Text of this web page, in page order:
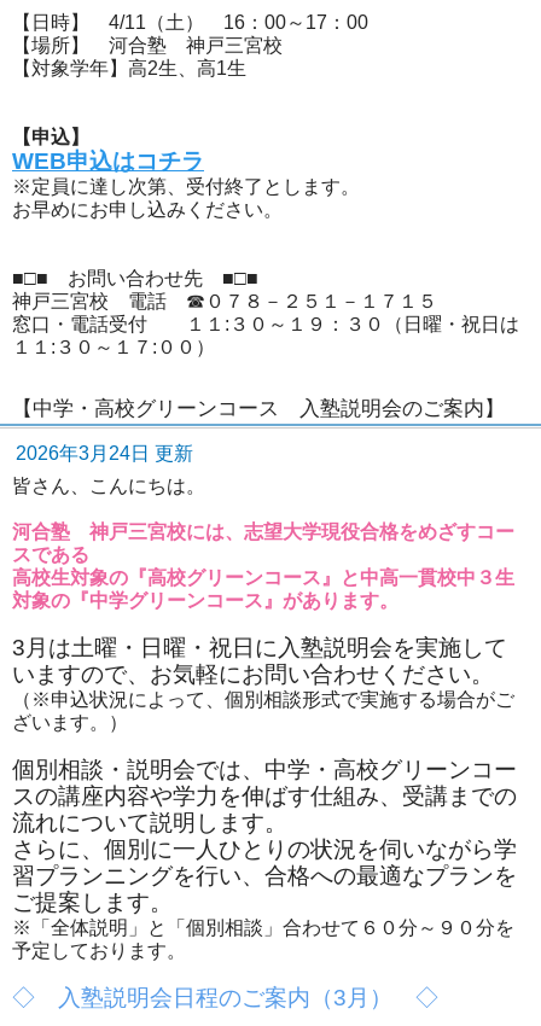
【日時】 4/11（土） 16：00～17：00
【場所】 河合塾 神戸三宮校
【対象学年】高2生、高1生
【申込】
WEB申込はコチラ
※定員に達し次第、受付終了とします。
お早めにお申し込みください。
■□■ お問い合わせ先 ■□■
神戸三宮校 電話 ☎０７８－２５１－１７１５
窓口・電話受付 １１:３０～１９：３０（日曜・祝日は
１１:３０～１７:００）
【中学・高校グリーンコース 入塾説明会のご案内】
2026年3月24日 更新
皆さん、こんにちは。
河合塾 神戸三宮校には、志望大学現役合格をめざすコー
スである
高校生対象の『高校グリーンコース』と中高一貫校中３生
対象の『中学グリーンコース』があります。
3月は土曜・日曜・祝日に入塾説明会を実施して
いますので、お気軽にお問い合わせください。
（※申込状況によって、個別相談形式で実施する場合がご
ざいます。）
個別相談・説明会では、中学・高校グリーンコー
スの講座内容や学力を伸ばす仕組み、受講までの
流れについて説明します。
さらに、個別に一人ひとりの状況を伺いながら学
習プランニングを行い、合格への最適なプランを
ご提案します。
※「全体説明」と「個別相談」合わせて６０分～９０分を
予定しております。
◇ 入塾説明会日程のご案内（3月） ◇